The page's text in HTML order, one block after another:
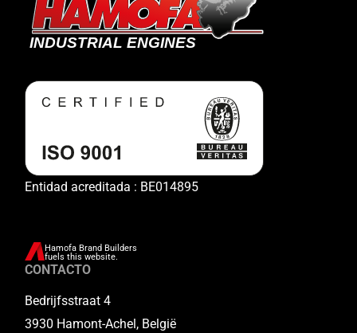
Entidad acreditada : BE014895
Hamofa Brand Builders
fuels this website.
CONTACTO
Bedrijfsstraat 4
3930 Hamont-Achel, België